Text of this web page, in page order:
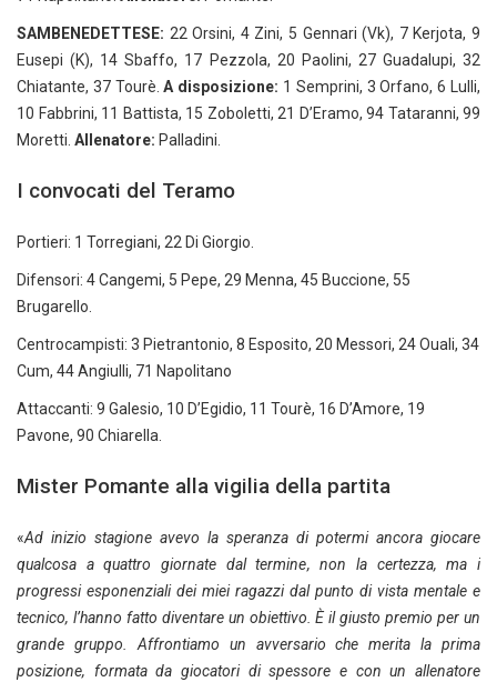
SAMBENEDETTESE: 22 Orsini, 4 Zini, 5 Gennari (Vk), 7 Kerjota, 9
Eusepi (K), 14 Sbaffo, 17 Pezzola, 20 Paolini, 27 Guadalupi, 32
Chiatante, 37 Tourè.A disposizione: 1 Semprini, 3 Orfano, 6 Lulli,
10 Fabbrini, 11 Battista, 15 Zoboletti, 21 D’Eramo, 94 Tataranni, 99
Moretti. Allenatore: Palladini.
I convocati del Teramo
Portieri: 1 Torregiani, 22 Di Giorgio.
Difensori: 4 Cangemi, 5 Pepe, 29 Menna, 45 Buccione, 55
Brugarello.
Centrocampisti: 3 Pietrantonio, 8 Esposito, 20 Messori, 24 Ouali, 34
Cum, 44 Angiulli, 71 Napolitano
Attaccanti: 9 Galesio, 10 D’Egidio, 11 Tourè, 16 D’Amore, 19
Pavone, 90 Chiarella.
Mister Pomante alla vigilia della partita
«Ad inizio stagione avevo la speranza di potermi ancora giocare
qualcosa a quattro giornate dal termine, non la certezza, ma i
progressi esponenziali dei miei ragazzi dal punto di vista mentale e
tecnico, l’hanno fatto diventare un obiettivo. È il giusto premio per un
grande gruppo. Affrontiamo un avversario che merita la prima
posizione, formata da giocatori di spessore e con un allenatore